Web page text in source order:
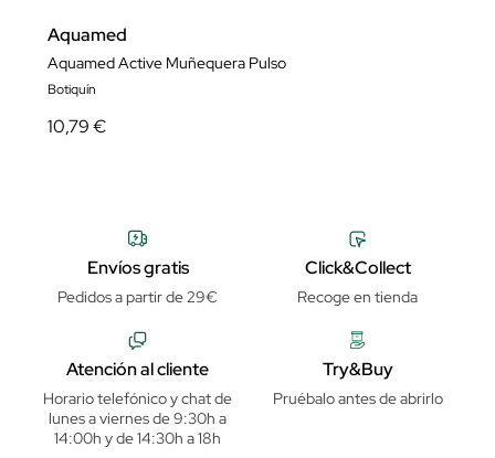
Aquamed
Aquamed Active Muñequera Pulso
Botiquín
10,79 €
Envíos gratis
Pedidos a partir de 29€
Click&Collect
Recoge en tienda
Atención al cliente
Horario telefónico y chat de
lunes a viernes de 9:30h a
14:00h y de 14:30h a 18h
Try&Buy
Pruébalo antes de abrirlo